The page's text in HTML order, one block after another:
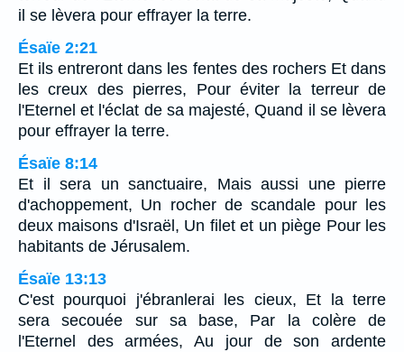
il se lèvera pour effrayer la terre.
Ésaïe 2:21
Et ils entreront dans les fentes des rochers Et dans
les creux des pierres, Pour éviter la terreur de
l'Eternel et l'éclat de sa majesté, Quand il se lèvera
pour effrayer la terre.
Ésaïe 8:14
Et il sera un sanctuaire, Mais aussi une pierre
d'achoppement, Un rocher de scandale pour les
deux maisons d'Israël, Un filet et un piège Pour les
habitants de Jérusalem.
Ésaïe 13:13
C'est pourquoi j'ébranlerai les cieux, Et la terre
sera secouée sur sa base, Par la colère de
l'Eternel des armées, Au jour de son ardente